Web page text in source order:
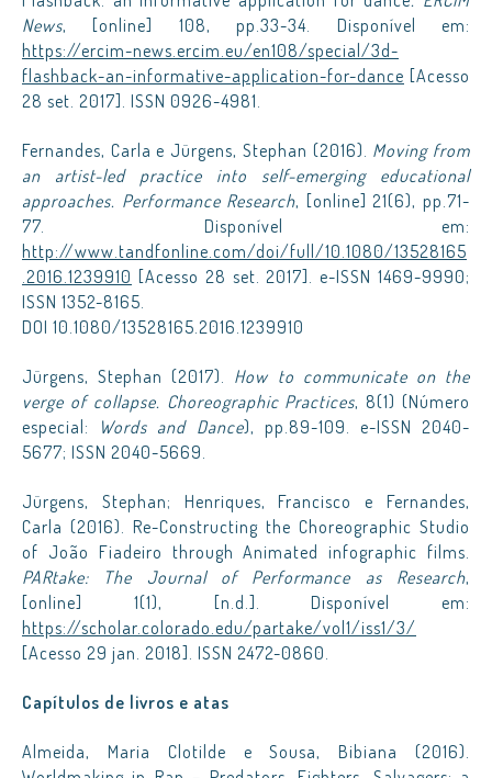
News, [online] 108, pp.33-34. Disponível em:
https://ercim-news.ercim.eu/en108/special/3d-
flashback-an-informative-application-for-dance [Acesso
28 set. 2017]. ISSN 0926-4981.
Fernandes, Carla e Jürgens, Stephan (2016). Moving from
an artist-led practice into self-emerging educational
approaches. Performance Research, [online] 21(6), pp.71-
77. Disponível em:
http://www.tandfonline.com/doi/full/10.1080/13528165
.2016.1239910 [Acesso 28 set. 2017]. e-ISSN 1469-9990;
ISSN 1352-8165.
DOI 10.1080/13528165.2016.1239910
Jürgens, Stephan (2017). How to communicate on the
verge of collapse. Choreographic Practices, 8(1) (Número
especial:
Words and Dance), pp.89-109. e-ISSN 2040-
5677; ISSN 2040-5669.
Jürgens, Stephan; Henriques, Francisco e Fernandes,
Carla (2016). Re-Constructing the Choreographic Studio
of João Fiadeiro through Animated infographic films.
PARtake: The Journal of Performance as Research,
[online] 1(1), [n.d.]. Disponível em:
https://scholar.colorado.edu/partake/vol1/iss1/3/
[Acesso 29 jan. 2018]. ISSN 2472-0860.
Capítulos de livros e atas
Almeida, Maria Clotilde e Sousa, Bibiana (2016).